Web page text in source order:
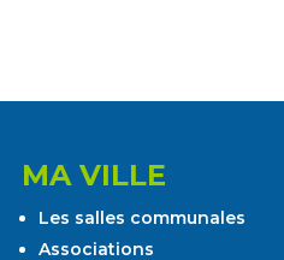
MA VILLE
Les salles communales
Associations